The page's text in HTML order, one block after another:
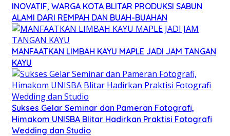
INOVATIF, WARGA KOTA BLITAR PRODUKSI SABUN
ALAMI DARI REMPAH DAN BUAH-BUAHAN
MANFAATKAN LIMBAH KAYU MAPLE JADI JAM TANGAN
KAYU
Sukses Gelar Seminar dan Pameran Fotografi,
Himakom UNISBA Blitar Hadirkan Praktisi Fotografi
Wedding dan Studio